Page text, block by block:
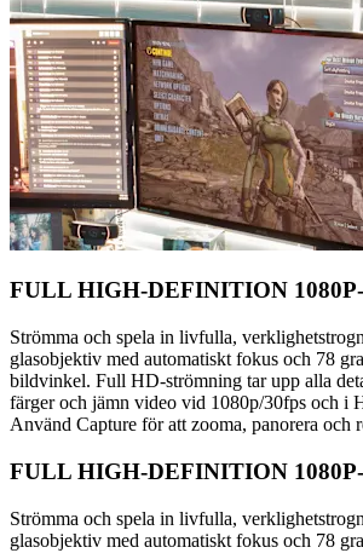
FULL HIGH-DEFINITION
Strömma och spela in livfulla,
glasobjektiv med automatiskt fokus och 78
bildvinkel. Full HD-strömning tar upp alla
färger och jämn video vid 1080p/30fps och i
Använd Capture för att zooma, panorera och
FULL HIGH-DEFINITION
Strömma och spela in livfulla,
glasobjektiv med automatiskt fokus och 78